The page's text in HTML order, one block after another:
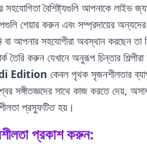
সহযোগিতা বৈশিষ্ট্যগুলি আপনাকে লাইভ
শেয়ার করুন এবং সম্প্রদায়ের অন্যদের
বা আপনার সহযোগীরা অবস্থান করছেন তা
তৈরি করুন যেখানে অনুরূপ চিন্তার
Edition কেবল পৃথক সৃজনশীলতার
সঙ্গীতজ্ঞদের সাথে কাজ করতে দেয়,
প্রস্ফুটিত হয়।
প্রকাশ করুন: